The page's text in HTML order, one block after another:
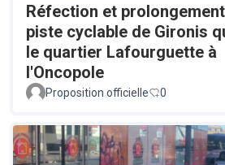
Réfection et
piste cyclable de Gironis
le quartier Lafourguette à
l'Oncopole
Proposition officielle 0